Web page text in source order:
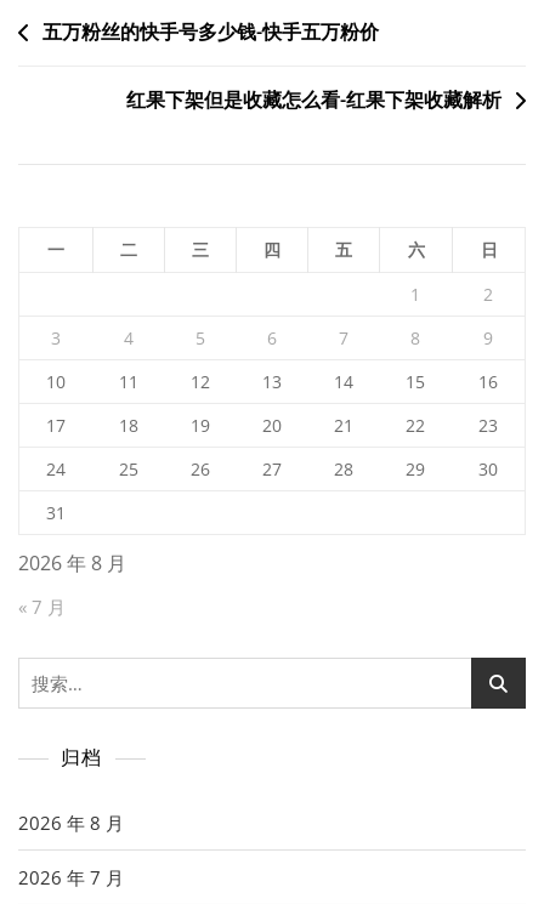
文五万粉丝的快手号多少钱-快手五万粉价
红果下架但是收藏怎么看-红果下架收藏解析
2026 年 8 月
一 二 三 四 五 六
日
1
2
3
4 5 6 7 8
9
10
11 12 13 14 15
16
17
18 19 20 21 22
23
24
25 26 27 28 29
30
31
« 7 月
搜
索：
归档
2026 年 8 月
2026 年 7 月